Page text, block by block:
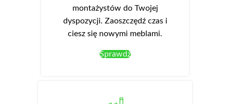
montażystów do Twojej
dyspozycji. Zaoszczędź czas i
ciesz się nowymi meblami.
Sprawdź